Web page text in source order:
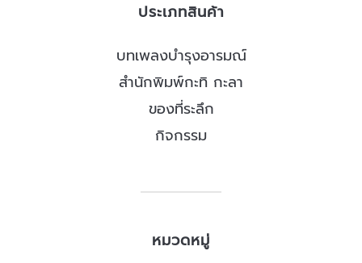
ประเภทสินค้า
บทเพลงบำรุงอารมณ์
สำนักพิมพ์กะทิ กะลา
ของที่ระลึก
กิจกรรม
หมวดหมู่